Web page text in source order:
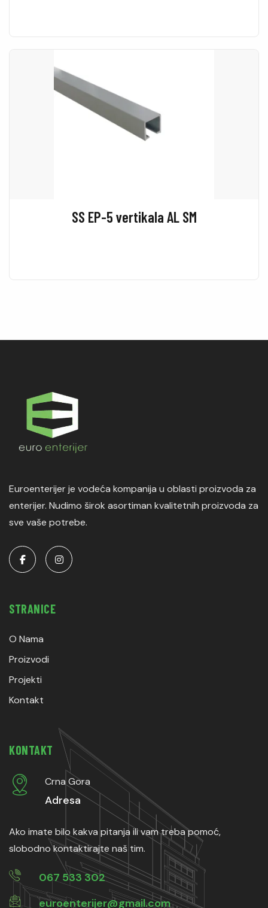
SS EP-5 vertikala AL SM
Euroenterijer je vodeća kompanija u oblasti proizvoda za
enterijer. Nudimo širok asortiman kvalitetnih proizvoda za
sve vaše potrebe.
STRANICE
O Nama
Proizvodi
Projekti
Kontakt
KONTAKT
Crna Gora
Adresa
Ako imate bilo kakva pitanja ili vam treba pomoć,
slobodno kontaktirajte naš tim.
067 533 302
euroenterijer@gmail.com